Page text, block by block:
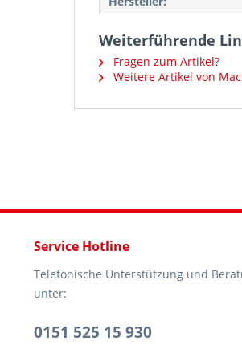
Weiterführende
Fragen zum Artikel?
Weitere Artikel von
Service Hotline
Telefonische Unterstützung und
unter:
0151 525 15 930